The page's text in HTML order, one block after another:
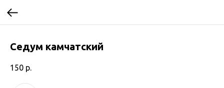
Седум камчатский
150 р.